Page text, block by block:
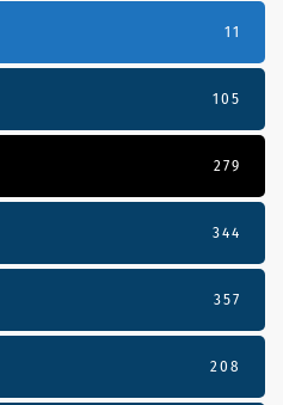
11
105
279
344
357
208